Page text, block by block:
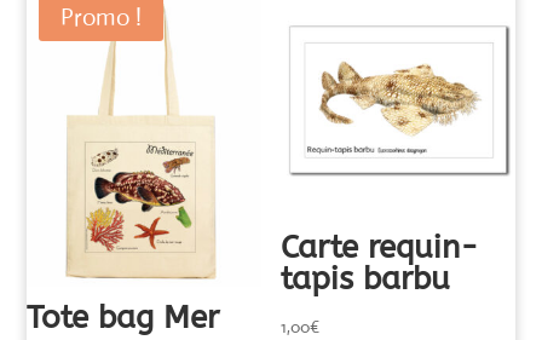
Promo !
Tote bag Mer
Carte requin-
tapis barbu
1,00€